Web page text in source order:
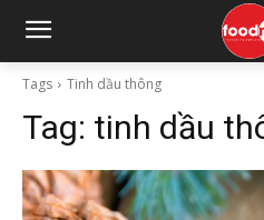
Tags Tinh dầu thông
Tag: tinh dầu